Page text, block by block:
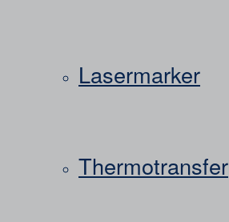
Lasermarker
Thermotransfer